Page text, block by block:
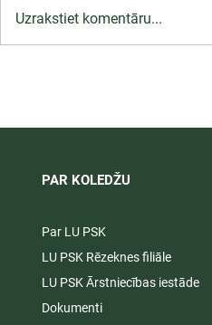
Uzrakstiet komentāru...
PAR KOLEDŽU
Par LU PSK
LU PSK Rēzeknes filiāle
LU PSK Ārstniecības iestāde
Dokumenti